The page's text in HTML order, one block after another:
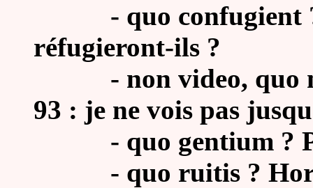
- quo confugient
réfugieront-ils ?
- non video, quo
93 : je ne vois pas
- quo gentium ?
- quo ruitis ? Hor.